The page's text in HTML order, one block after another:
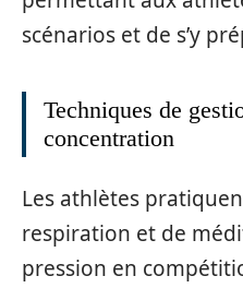
scénarios et de s’y
Techniques de
concentration
Les athlètes
respiration et de
pression en